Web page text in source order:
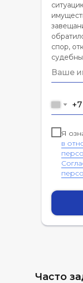
спор,
+7
Я
в
Часто